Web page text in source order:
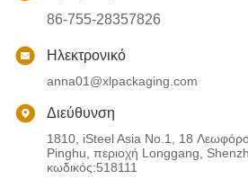
86-755-28357826
Ηλεκτρονικό
anna01@xlpackaging.com
Διεύθυνση
1810, iSteel Asia No.1, 18
Pinghu, περιοχή Longgang,
κωδικός:518111